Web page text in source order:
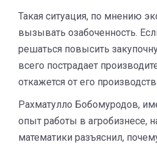
Такая ситуация, по мнению
вызывать озабоченность.
решаться повысить
всего пострадает
откажется от его
Рахматулло Бобомуродов,
опыт работы в агробизнесе,
математики разъяснил,